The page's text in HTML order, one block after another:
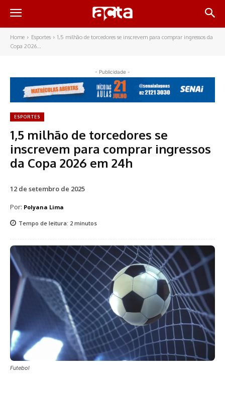
Home Esportes
1,5 milhão de torcedores se inscrevem para comprar ingressos da
Copa 2026...
- Publicidade -
ESPORTES
1,5 milhão de torcedores se
inscrevem para comprar ingressos
da Copa 2026 em 24h
12 de setembro de 2025
Por: Polyana Lima
Tempo de leitura: 2 minutos
Futebol